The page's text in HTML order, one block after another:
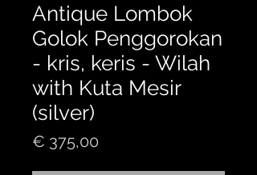
Antique Lombok
Golok Penggorokan
- kris, keris - Wilah
with Kuta Mesir
(silver)
€ 375,00